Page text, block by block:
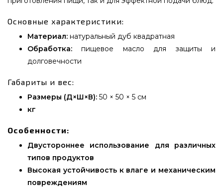
Основные характеристики:
Материал: натуральный дуб квадратная
Обработка: пищевое масло для защиты и
долговечности
Габариты и вес:
Размеры (Д×Ш×В): 50 × 50 × 5 см
кг
Особенности:
Двустороннее использование для различных
типов продуктов
Высокая устойчивость к влаге и механическим
повреждениям